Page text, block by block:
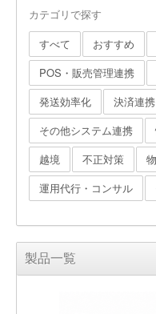
カテゴリで探す
すべて
おすすめ
POS・販売管理連携
発送効率化
決済連携
その他システム連携
越境
不正対策
運用代行・コンサル
製品一覧